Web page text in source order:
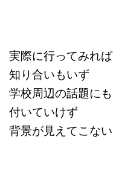
実際に行ってみれば
知り合いもいず
学校周辺の話題にも
付いていけず
背景が見えてこない